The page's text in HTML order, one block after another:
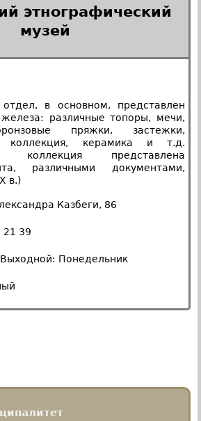
этнографический
музей
отдел, в основном, представлен
различные топоры, мечи,
пряжки, застежки,
коллекция, керамика и т.д.
коллекция представлена
различными документами,
в.)
Казбеги, 86
21 39
Понедельник